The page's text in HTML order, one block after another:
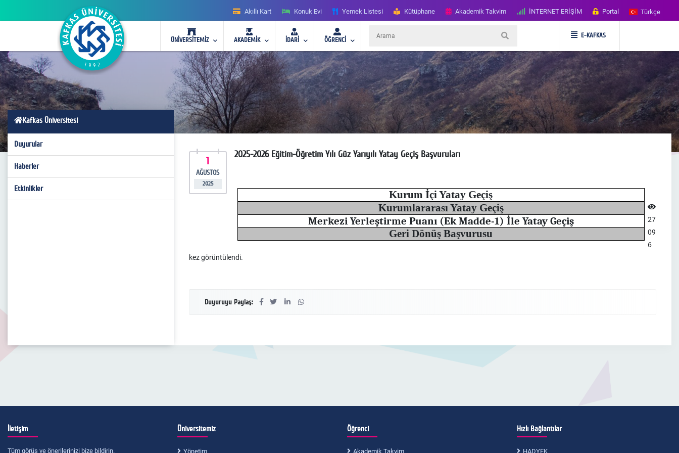
Akıllı Kart Konuk Evi Yemek Listesi Kütüphane Akademik Takvim İNTERNET ERİŞİM Portal Türkçe
ÜNİVERSİTEMİZ AKADEMİK İDARİ ÖĞRENCİ
E-KAFKAS
Kafkas Üniversitesi
Duyurular
Haberler
Etkinlikler
1
AĞUSTOS
2025
2025-2026 Eğitim-Öğretim Yılı Güz Yarıyılı Yatay Geçiş Başvuruları
Kurum İçi Yatay Geçiş
Kurumlararası Yatay Geçiş
Merkezi Yerleştirme Puanı (Ek Madde-1) İle Yatay Geçiş
Geri Dönüş Başvurusu
27
09
6
kez görüntülendi.
Duyuruyu Paylaş:
İletişim
Tüm görüş ve önerilerinizi bize bildirin.
Üniversitemiz
Yönetim
Öğrenci
Akademik Takvim
Hızlı Bağlantılar
HADYEK